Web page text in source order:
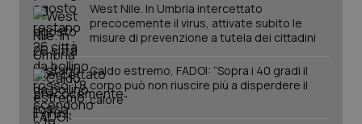
West Nile. In Umbria intercettato
precocemente il virus, attivate subito le
misure di prevenzione a tutela dei cittadini
Caldo estremo, FADOI: “Sopra i 40 gradi il
corpo può non riuscire più a disperdere il
calore”